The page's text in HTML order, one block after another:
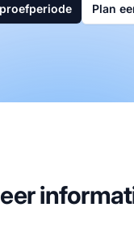
Plan